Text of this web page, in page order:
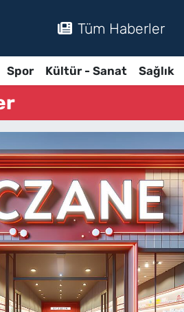
Tüm Haberler
Spor Kültür - Sanat Sağlık